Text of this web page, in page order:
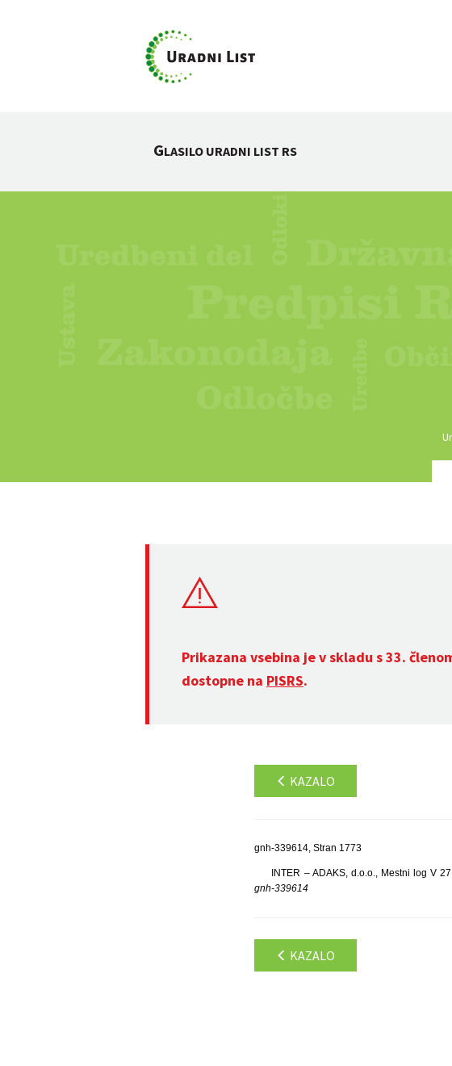
GLASILO URADNI LIST RS
Prikazana vsebina je v skladu s 33.
dostopne na PISRS.
KAZALO
gnh-339614, Stran 1773
INTER – ADAKS, d.o.o., Mestni log V
gnh-339614
KAZALO